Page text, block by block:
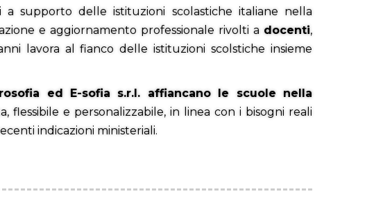
supporto delle istituzioni scolastiche italiane nella
e aggiornamento professionale rivolti a docenti,
lavora al fianco delle istituzioni scolstiche insieme
ed E-sofia s.r.l. affiancano le scuole nella
flessibile e personalizzabile, in linea con i bisogni reali
indicazioni ministeriali.